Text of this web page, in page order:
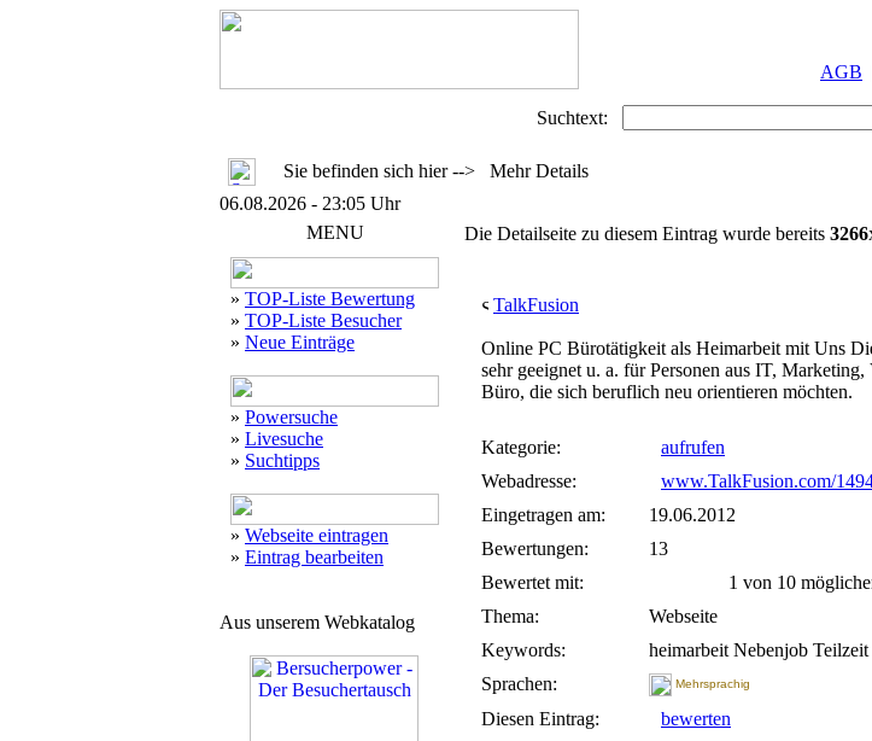
AGB
Suchtext:
Sie befinden sich hier --> Mehr Details
06.08.2026 - 23:05 Uhr
MENU
» TOP-Liste Bewertung
» TOP-Liste Besucher
» Neue Einträge
» Powersuche
» Livesuche
» Suchtipps
» Webseite eintragen
» Eintrag bearbeiten
Aus unserem Webkatalog
Die Detailseite zu diesem Eintrag wurde bereits 3266
TalkFusion
Online PC Bürotätigkeit als Heimarbeit mit Uns
sehr geeignet u. a. für Personen aus IT,
Büro, die sich beruflich neu orientieren möchten.
Kategorie:
aufrufen
Webadresse:
www.TalkFusion.com/
Eingetragen am:
19.06.2012
Bewertungen:
13
Bewertet mit:
1 von 10
Thema:
Webseite
Keywords:
heimarbeit Nebenjob Teilzeit
Sprachen:
Mehrsprachig
Diesen Eintrag:
bewerten